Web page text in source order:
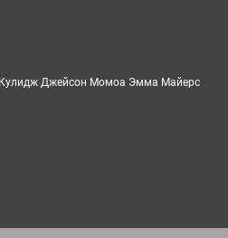
Джейсон Момоа Эмма Майерс